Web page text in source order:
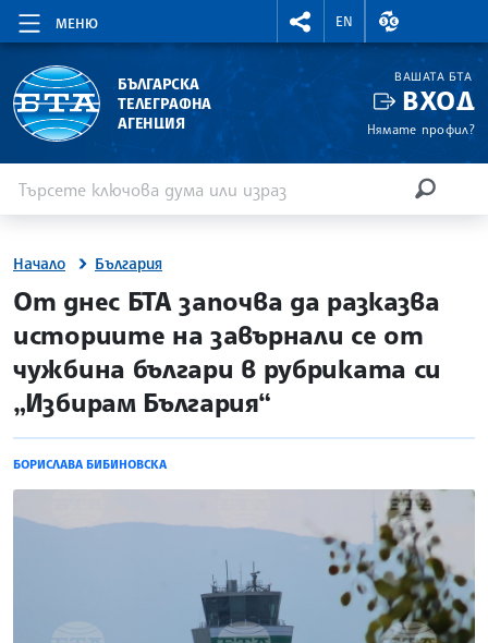
МЕНЮ
RIGHTMENU.SOCIAL
EN
ВАЛУТНИ
БЪЛГАРСКА
ТЕЛЕГРАФНА
АГЕНЦИЯ
ВАШАТА БТА
ВХОД
Нямате профил?
Начало България
site.bta
От днес БТА започва да разказва
историите на завърнали се от
чужбина българи в рубриката си
„Избирам България“
БОРИСЛАВА БИБИНОВСКА